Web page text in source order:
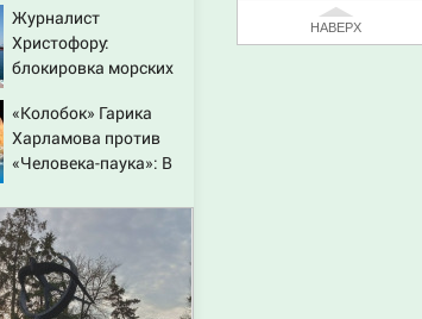
НАВЕРХ
где прошло ее детство
07/08/2026 – Новости
Журналист
Христофору:
блокировка морских
для Украины
«Колобок» Гарика
Харламова против
«Человека-паука»: В
грандиозный скандал
— а картина уже
собрала почти 100
млн рублей